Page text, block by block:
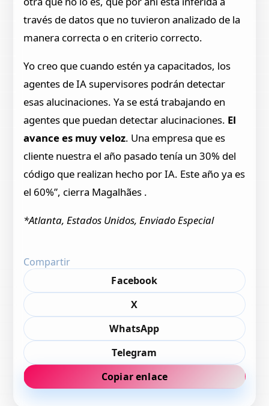
través de datos que no tuvieron analizado de la
manera correcta o en criterio correcto.
Yo creo que cuando estén ya capacitados, los
agentes de IA supervisores podrán detectar
esas alucinaciones. Ya se está trabajando en
agentes que puedan detectar alucinaciones. El
avance es muy veloz. Una empresa que es
cliente nuestra el año pasado tenía un 30% del
código que realizan hecho por IA. Este año ya es
el 60%”, cierra Magalhães .
*Atlanta, Estados Unidos, Enviado Especial
Compartir
Facebook
X
WhatsApp
Telegram
Copiar enlace